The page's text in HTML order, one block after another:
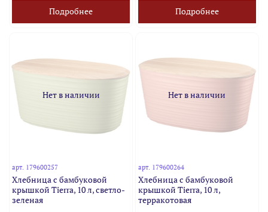
Подробнее Подробнее
Нет в наличии
арт. 179600257
Хлебница с бамбуковой
крышкой Tierra, 10 л, светло-
зеленая
Нет в наличии
арт. 179600264
Хлебница с бамбуковой
крышкой Tierra, 10 л,
терракотовая